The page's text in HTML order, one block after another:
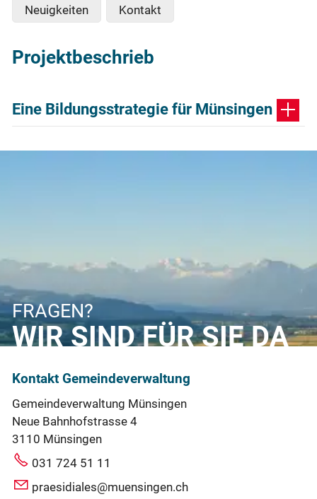
Neuigkeiten Kontakt
Projektbeschrieb
Eine Bildungsstrategie für Münsingen
FRAGEN?
WIR SIND FÜR SIE DA
Kontakt Gemeindeverwaltung
Gemeindeverwaltung Münsingen
Neue Bahnhofstrasse 4
3110 Münsingen
031 724 51 11
praesidiales@muensingen.ch